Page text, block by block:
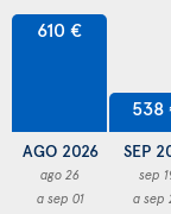
610 €
AGO 2026
ago 26
a sep 01
538
SEP
sep
a sep